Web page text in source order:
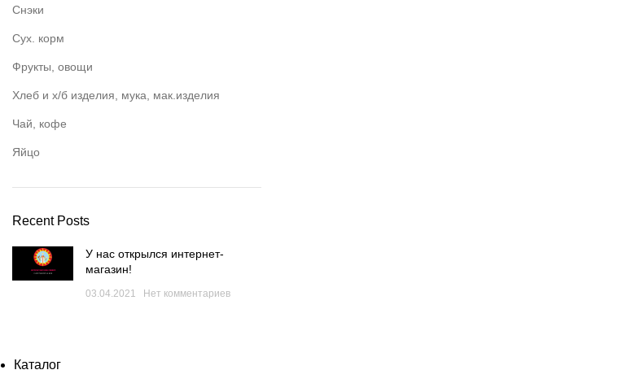
Снэки
Сух. корм
Фрукты, овощи
Хлеб и х/б изделия, мука, мак.изделия
Чай, кофе
Яйцо
Recent Posts
У нас открылся интернет-
магазин!
03.04.2021 Нет комментариев
Каталог